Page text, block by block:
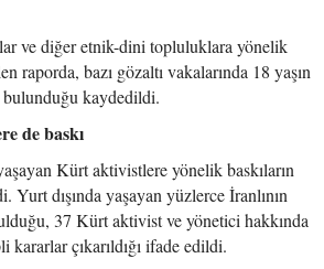
ve diğer etnik-dini topluluklara yönelik
raporda, bazı gözaltı vakalarında 18 yaşın
bulunduğu kaydedildi.
de baskı
Kürt aktivistlere yönelik baskıların
Yurt dışında yaşayan yüzlerce İranlının
37 Kürt aktivist ve yönetici hakkında
kararlar çıkarıldığı ifade edildi.